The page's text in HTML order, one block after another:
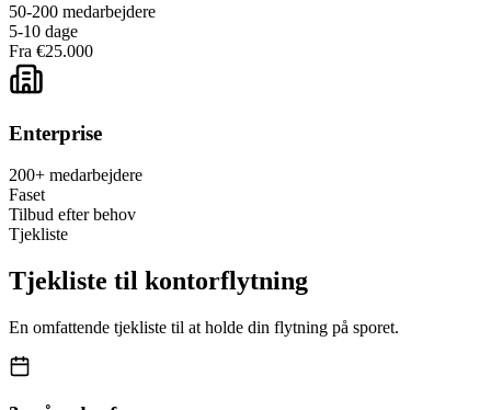
50-200 medarbejdere
5-10 dage
Fra €25.000
Enterprise
200+ medarbejdere
Faset
Tilbud efter behov
Tjekliste
Tjekliste til kontorflytning
En omfattende tjekliste til at holde din flytning på sporet.